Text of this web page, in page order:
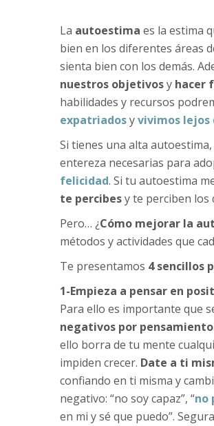
La autoestima es la estima
bien en los diferentes áreas
sienta bien con los demás.
nuestros objetivosy hacer
habilidades y recursos
expatriadosyvivimos lejos
Si tienes una alta
entereza necesarias para
felicidad. Si tu autoestima
te percibesy te perciben los
Pero… ¿Cómo mejorar la
métodos y actividades que
Te presentamos 4 sencillos
1-Empieza a pensar en
Para ello es importante que
negativos por
ello borra de tu mente
impiden crecer. Date a ti
confiando en ti misma y
negativo: “no soy capaz”, “no
en mi y sé que puedo”.